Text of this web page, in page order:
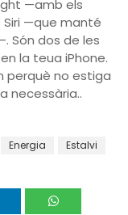
—amb els
—que manté
Són dos de les
la teua iPhone.
perquè no estiga
necessària..
Energia
Estalvi